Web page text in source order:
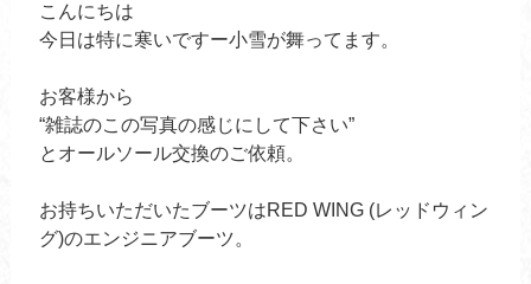
こんにちは
今日は特に寒いですー小雪が舞ってます。
お客様から
“雑誌のこの写真の感じにして下さい”
とオールソール交換のご依頼。
お持ちいただいたブーツはRED WING (レッドウィン
グ)のエンジニアブーツ。